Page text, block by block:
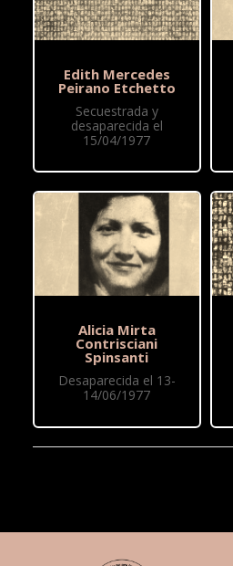
Edith Mercedes
Peirano Etchetto
Secuestrada y
desaparecida el
15/04/1977
Alicia Mirta
Contrisciani
Spinsanti
Desaparecida el 13-
14/06/1977